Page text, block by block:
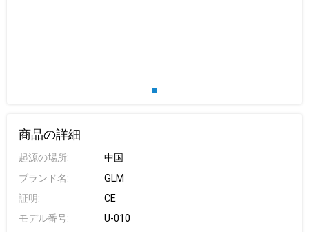
商品の詳細
起源の場所:
中国
ブランド名:
GLM
証明:
CE
モデル番号:
U-010